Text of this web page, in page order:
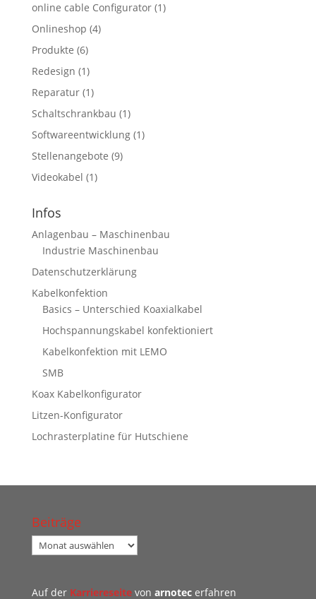
online cable Configurator(1)
Onlineshop (4)
Produkte (6)
Redesign (1)
Reparatur(1)
Schaltschrankbau (1)
Softwareentwicklung(1)
Stellenangebote (9)
Videokabel (1)
Infos
Anlagenbau – Maschinenbau
Industrie Maschinenbau
Datenschutzerklärung
Kabelkonfektion
Basics – Unterschied Koaxialkabel
Hochspannungskabel konfektioniert
Kabelkonfektion mit LEMO
SMB
Koax Kabelkonfigurator
Litzen-Konfigurator
Lochrasterplatine für Hutschiene
Beiträge
Beiträge
Auf der Karriereseitevon arnotecerfahren